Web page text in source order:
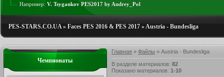
Например: V. Tsygankov PES2017 by Andrey_Pol
PES-STARS.CO.UA» Faces PES 2016 & PES 2017 »Austria - Bundesliga
Главная » Файлы » Austria - Bundesliga
В разделе материалов: 82
Показано материалов: 1-10
Чемпионаты